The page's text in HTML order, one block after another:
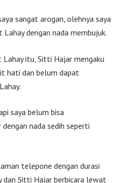
sangat arogan, olehnya saya
dengan nada membujuk.
itu, Sitti Hajar mengaku
hati dan belum dapat
saya belum bisa
nada sedih seperti
telepone dengan durasi
Sitti Hajar berbicara lewat